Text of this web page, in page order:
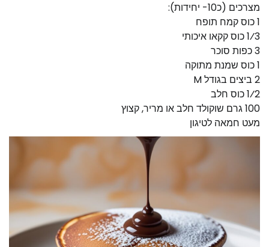
מצרכים (כ10- יחידות):
1 כוס קמח תופח
1⁄3 כוס קקאו איכותי
3 כפות סוכר
1 כוס שמנת מתוקה
2 ביצים בגודל M
1⁄2 כוס חלב
100 גרם שוקולד חלב או מריר, קצוץ
מעט חמאה לטיגון